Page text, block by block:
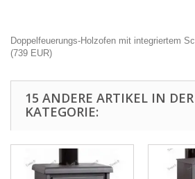
Doppelfeuerungs-Holzofen mit integriertem
(739 EUR)
15 ANDERE ARTIKEL IN
KATEGORIE: